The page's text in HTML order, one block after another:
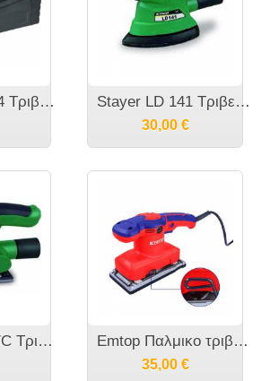
Essential AJ54 Τριβείο χούφτας 240W Stayer LD 141 Τριβείο Χούφτας 180W
30,00 €
Stayer LH 187C Τριβείο παλμικό 150W Emtop Παλμικο τριβείο EFSR3201
35,00 €